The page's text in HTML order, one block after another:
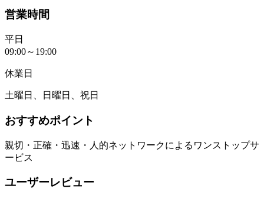
営業時間
平日
09:00～19:00
休業日
土曜日、日曜日、祝日
おすすめポイント
親切・正確・迅速・人的ネットワークによるワンストップサ
ービス
ユーザーレビュー